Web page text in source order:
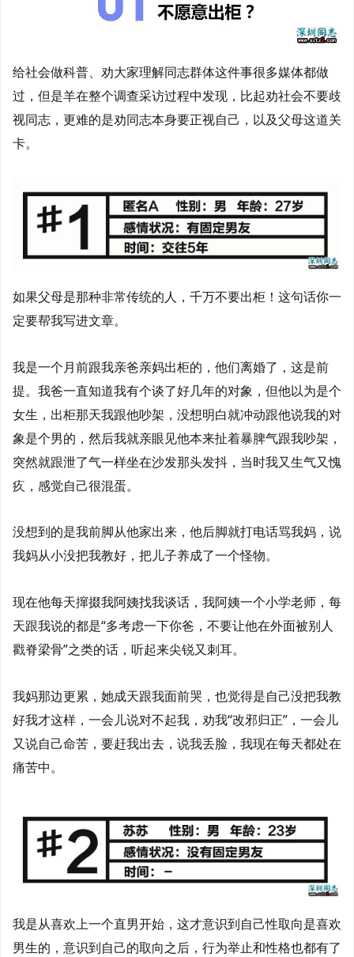
给社会做科普、劝大家理解同志群体这件事很多媒体都做
过，但是羊在整个调查采访过程中发现，比起劝社会不要歧
视同志，更难的是劝同志本身要正视自己，以及父母这道关
卡。
如果父母是那种非常传统的人，千万不要出柜！这句话你一
定要帮我写进文章。
我是一个月前跟我亲爸亲妈出柜的，他们离婚了，这是前
提。我爸一直知道我有个谈了好几年的对象，但他以为是个
女生，出柜那天我跟他吵架，没想明白就冲动跟他说我的对
象是个男的，然后我就亲眼见他本来扯着暴脾气跟我吵架，
突然就跟泄了气一样坐在沙发那头发抖，当时我又生气又愧
疚，感觉自己很混蛋。
没想到的是我前脚从他家出来，他后脚就打电话骂我妈，说
我妈从小没把我教好，把儿子养成了一个怪物。
现在他每天撺掇我阿姨找我谈话，我阿姨一个小学老师，每
天跟我说的都是“多考虑一下你爸，不要让他在外面被别人
戳脊梁骨”之类的话，听起来尖锐又刺耳。
我妈那边更累，她成天跟我面前哭，也觉得是自己没把我教
好我才这样，一会儿说对不起我，劝我“改邪归正”，一会儿
又说自己命苦，要赶我出去，说我丢脸，我现在每天都处在
痛苦中。
我是从喜欢上一个直男开始，这才意识到自己性取向是喜欢
男生的，意识到自己的取向之后，行为举止和性格也都有了